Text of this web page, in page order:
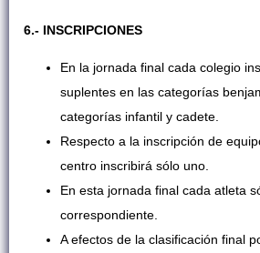
6.- INSCRIPCIONES
En la jornada final cada colegio
suplentes en las categorías
categorías infantil y cadete.
Respecto a la inscripción de
centro inscribirá sólo uno.
En esta jornada final cada atleta
correspondiente.
A efectos de la clasificación final